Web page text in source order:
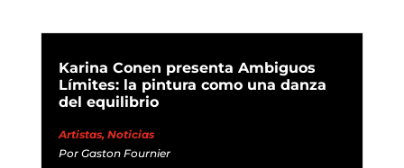
Karina Conen presenta Ambiguos
Límites: la pintura como una danza
del equilibrio
Artistas, Noticias
Por Gaston Fournier